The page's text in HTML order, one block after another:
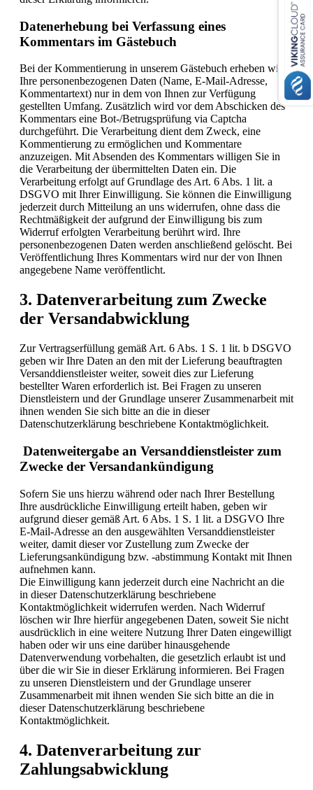
Datenerhebung bei Verfassung eines
Kommentars im Gästebuch
Bei der Kommentierung in unserem Gästebuch erheben wir
Ihre personenbezogenen Daten (Name, E-Mail-Adresse,
Kommentartext) nur in dem von Ihnen zur Verfügung
gestellten Umfang. Zusätzlich wird vor dem Abschicken des
Kommentars eine Bot-/Betrugsprüfung via Captcha
durchgeführt. Die Verarbeitung dient dem Zweck, eine
Kommentierung zu ermöglichen und Kommentare
anzuzeigen. Mit Absenden des Kommentars willigen Sie in
die Verarbeitung der übermittelten Daten ein. Die
Verarbeitung erfolgt auf Grundlage des Art. 6 Abs. 1 lit. a
DSGVO mit Ihrer Einwilligung. Sie können die Einwilligung
jederzeit durch Mitteilung an uns widerrufen, ohne dass die
Rechtmäßigkeit der aufgrund der Einwilligung bis zum
Widerruf erfolgten Verarbeitung berührt wird. Ihre
personenbezogenen Daten werden anschließend gelöscht. Bei
Veröffentlichung Ihres Kommentars wird nur der von Ihnen
angegebene Name veröffentlicht.
3. Datenverarbeitung zum Zwecke
der Versandabwicklung
Zur Vertragserfüllung gemäß Art. 6 Abs. 1 S. 1 lit. b DSGVO
geben wir Ihre Daten an den mit der Lieferung beauftragten
Versanddienstleister weiter, soweit dies zur Lieferung
bestellter Waren erforderlich ist. Bei Fragen zu unseren
Dienstleistern und der Grundlage unserer Zusammenarbeit mit
ihnen wenden Sie sich bitte an die in dieser
Datenschutzerklärung beschriebene Kontaktmöglichkeit.
Datenweitergabe an Versanddienstleister zum
Zwecke der Versandankündigung
Sofern Sie uns hierzu während oder nach Ihrer Bestellung
Ihre ausdrückliche Einwilligung erteilt haben, geben wir
aufgrund dieser gemäß Art. 6 Abs. 1 S. 1 lit. a DSGVO Ihre
E-Mail-Adresse an den ausgewählten Versanddienstleister
weiter, damit dieser vor Zustellung zum Zwecke der
Lieferungsankündigung bzw. -abstimmung Kontakt mit Ihnen
aufnehmen kann.
Die Einwilligung kann jederzeit durch eine Nachricht an die
in dieser Datenschutzerklärung beschriebene
Kontaktmöglichkeit widerrufen werden. Nach Widerruf
löschen wir Ihre hierfür angegebenen Daten, soweit Sie nicht
ausdrücklich in eine weitere Nutzung Ihrer Daten eingewilligt
haben oder wir uns eine darüber hinausgehende
Datenverwendung vorbehalten, die gesetzlich erlaubt ist und
über die wir Sie in dieser Erklärung informieren. Bei Fragen
zu unseren Dienstleistern und der Grundlage unserer
Zusammenarbeit mit ihnen wenden Sie sich bitte an die in
dieser Datenschutzerklärung beschriebene
Kontaktmöglichkeit.
4. Datenverarbeitung zur
Zahlungsabwicklung